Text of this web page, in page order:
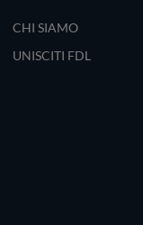
CHI SIAMO
UNISCITI FDL